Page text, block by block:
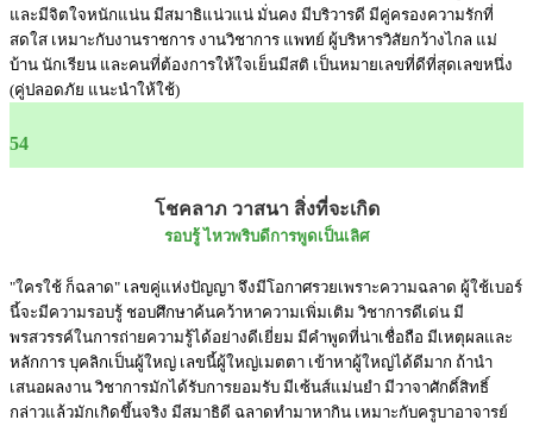
และมีจิตใจหนักแน่น มีสมาธิแน่วแน่ มั่นคง มีบริวารดี มีคู่ครองความรักที่
สดใส เหมาะกับงานราชการ งานวิชาการ แพทย์ ผู้บริหารวิสัยกว้างไกล แม่
บ้าน นักเรียน และคนที่ต้องการให้ใจเย็นมีสติ เป็นหมายเลขที่ดีที่สุดเลขหนึ่ง
(คู่ปลอดภัย แนะนำให้ใช้)
54
โชคลาภ วาสนา สิ่งที่จะเกิด
รอบรู้ ไหวพริบดีการพูดเป็นเลิศ
"ใครใช้ ก็ฉลาด" เลขคู่แห่งปัญญา จึงมีโอกาศรวยเพราะความฉลาด ผู้ใช้เบอร์
นี้จะมีความรอบรู้ ชอบศึกษาค้นคว้าหาความเพิ่มเติม วิชาการดีเด่น มี
พรสวรรค์ในการถ่ายความรู้ได้อย่างดีเยี่ยม มีคำพูดที่น่าเชื่อถือ มีเหตุผลและ
หลักการ บุคลิกเป็นผู้ใหญ่ เลขนี้ผู้ใหญ่เมตตา เข้าหาผู้ใหญ่ได้ดีมาก ถ้านำ
เสนอผลงาน วิชาการมักได้รับการยอมรับ มีเซ้นส์แม่นยำ มีวาจาศักดิ์สิทธิ์
กล่าวแล้วมักเกิดขึ้นจริง มีสมาธิดี ฉลาดทำมาหากิน เหมาะกับครูบาอาจารย์